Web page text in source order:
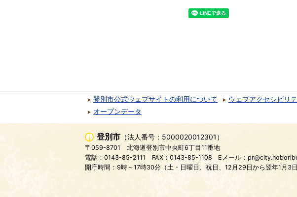
登別市公式ウェブサイトの利用について ウェブアクセシビリ
オープンデータ
登別市 （法人番号：5000020012301）
〒059-8701
北海道登別市中央町6丁目11番地
電話：0143-85-2111
FAX：0143-85-1108 Eメール：
開庁時間：9時～17時30分（土・日曜日、祝日、12月29日から翌年1月3日